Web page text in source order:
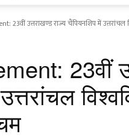
23वीं उत्तराखण्ड राज्य चैंपियनशिप में उत्तरांचल
23वीं